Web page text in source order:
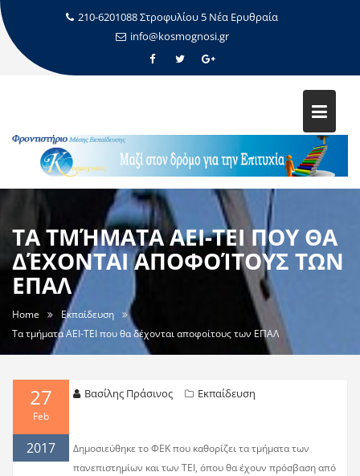
210-6201088 Στροφυλίου 5 Νέα Ερυθραία
info@kosmognosi.gr
ΤΑ ΤΜΉΜΑΤΑ ΑΕΙ-ΤΕΙ ΠΟΥ ΘΑ
ΔΈΧΟΝΤΑΙ ΑΠΟΦΟΊΤΟΥΣ ΤΩΝ
ΕΠΑΛ
Home
Εκπαίδευση
Τα τμήματα ΑΕΙ-ΤΕΙ που θα δέχονται αποφοίτους των ΕΠΑΛ
27
Feb
2017
Βασίλης Πράσινος Εκπαίδευση
Δημοσιεύθηκε το ΦΕΚ που καθορίζει τα τμήματα των
πανεπιστημίων και των ΤΕΙ, όπου θα έχουν πρόσβαση από